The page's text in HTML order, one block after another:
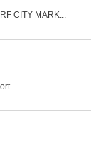
CITY MARK...